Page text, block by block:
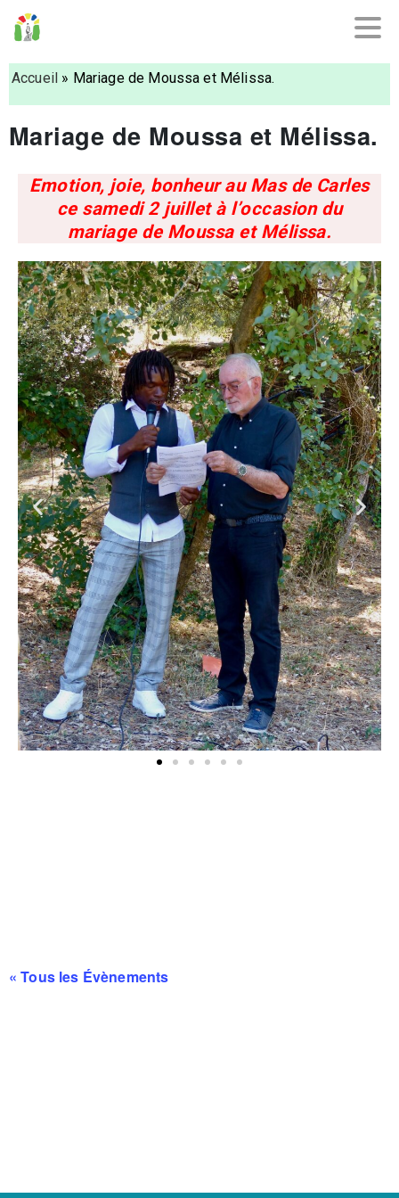
Accueil » Mariage de Moussa et Mélissa.
Mariage de Moussa et Mélissa.
Emotion, joie, bonheur au Mas de Carles
ce samedi 2 juillet à l’occasion du
mariage de Moussa et Mélissa.
« Tous les Évènements